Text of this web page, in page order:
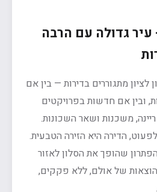
עיר גדולה עם הרבה
מתגוררים בדירות — בין אם
ובין אם חדשות בפרויקטים
משכנות ושאר השכונות.
הדירה היא הזירה הטבעית.
שהופך את הסלון לאזור
של אולם, ללא פקקים,